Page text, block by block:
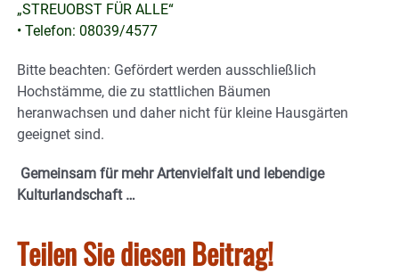
„STREUOBST FÜR ALLE“
• Telefon: 08039/4577
Bitte beachten: Gefördert werden ausschließlich
Hochstämme, die zu stattlichen Bäumen
heranwachsen und daher nicht für kleine Hausgärten
geeignet sind.
Gemeinsam für mehr Artenvielfalt und lebendige
Kulturlandschaft …
Teilen Sie diesen Beitrag!